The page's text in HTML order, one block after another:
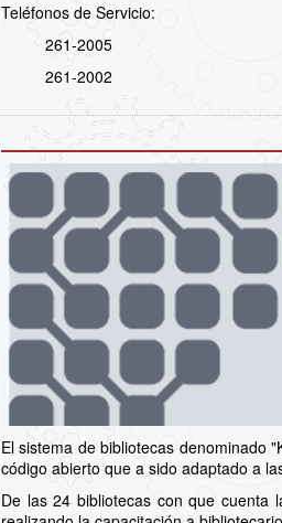
Teléfonos de Servicio:
261-2005
261-2002
El sistema de bibliotecas denominado
código abierto que a sido adaptado a
De las 24 bibliotecas con que cuenta